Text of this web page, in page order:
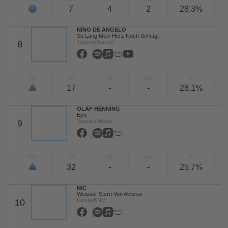
7 4 2 28,3%
8
NINO DE ANGELO
So Lang Mein Herz Noch Schlägt
Telamo/Warner
17 - - 28,1%
9
OLAF HENNING
Eyo
Spectre Media
32 - - 25,7%
10
NIC
Weisser Stern Von Alcunar
Fiesta/KNM